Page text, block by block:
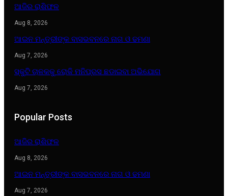
ଆଜିର ରାଶିଫଳ
Aug 8, 2026
ଆଇନ ମନ୍ତ୍ରୀଙ୍କ ବାସଭବନରେ ନାଗ ଓ ଢମଣା
Aug 7, 2026
ସ୍କୁଟି ଚାଳକକୁ ରୋକି ମନିପ୍ରସ ଛଡାଇବା ଅଭିଯୋଗ
Aug 7, 2026
Popular Posts
ଆଜିର ରାଶିଫଳ
Aug 8, 2026
ଆଇନ ମନ୍ତ୍ରୀଙ୍କ ବାସଭବନରେ ନାଗ ଓ ଢମଣା
Aug 7, 2026